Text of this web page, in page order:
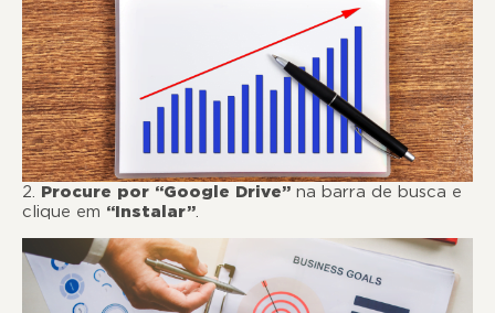
2. Procure por “Google Drive” na barra de busca e
clique em “Instalar”.